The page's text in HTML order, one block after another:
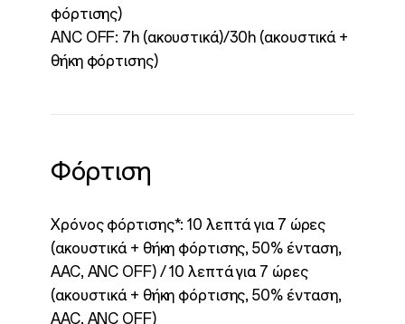
φόρτισης)
ANC OFF: 7h (ακουστικά)/30h (ακουστικά +
θήκη φόρτισης)
Φόρτιση
Χρόνος φόρτισης*: 10 λεπτά για 7 ώρες
(ακουστικά + θήκη φόρτισης, 50% ένταση,
AAC, ANC OFF) / 10 λεπτά για 7 ώρες
(ακουστικά + θήκη φόρτισης, 50% ένταση,
AAC, ANC OFF)